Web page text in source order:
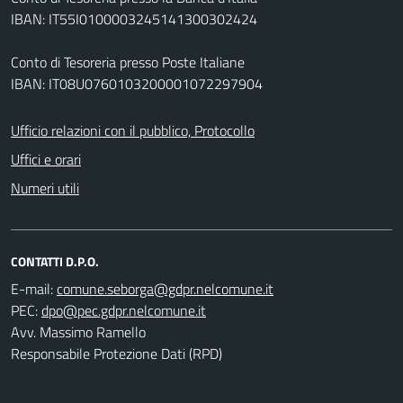
IBAN: IT55I0100003245141300302424
Conto di Tesoreria presso Poste Italiane
IBAN: IT08U0760103200001072297904
Ufficio relazioni con il pubblico, Protocollo
Uffici e orari
Numeri utili
CONTATTI D.P.O.
E-mail:
PEC:
Avv. Massimo Ramello
Responsabile Protezione Dati (RPD)